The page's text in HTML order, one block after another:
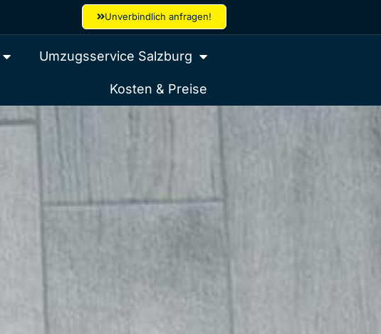
Unverbindlich anfragen!
Umzugsservice Salzburg
Kosten & Preise